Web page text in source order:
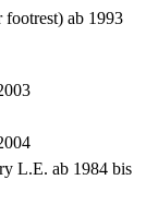
ab 1993
L.E. ab 1984 bis